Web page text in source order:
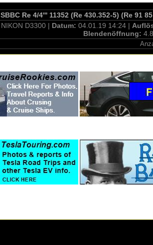
SBBC Re 4/4''' 11352 (Re 430.352-5) (Re 91
NIKON D3300 | Datum: 04.01.19 14:24 |
Blendenöffnung: